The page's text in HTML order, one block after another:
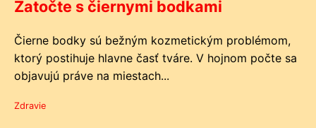
Zatočte s čiernymi bodkami
Čierne bodky sú bežným kozmetickým problémom,
ktorý postihuje hlavne časť tváre. V hojnom počte sa
objavujú práve na miestach...
Zdravie